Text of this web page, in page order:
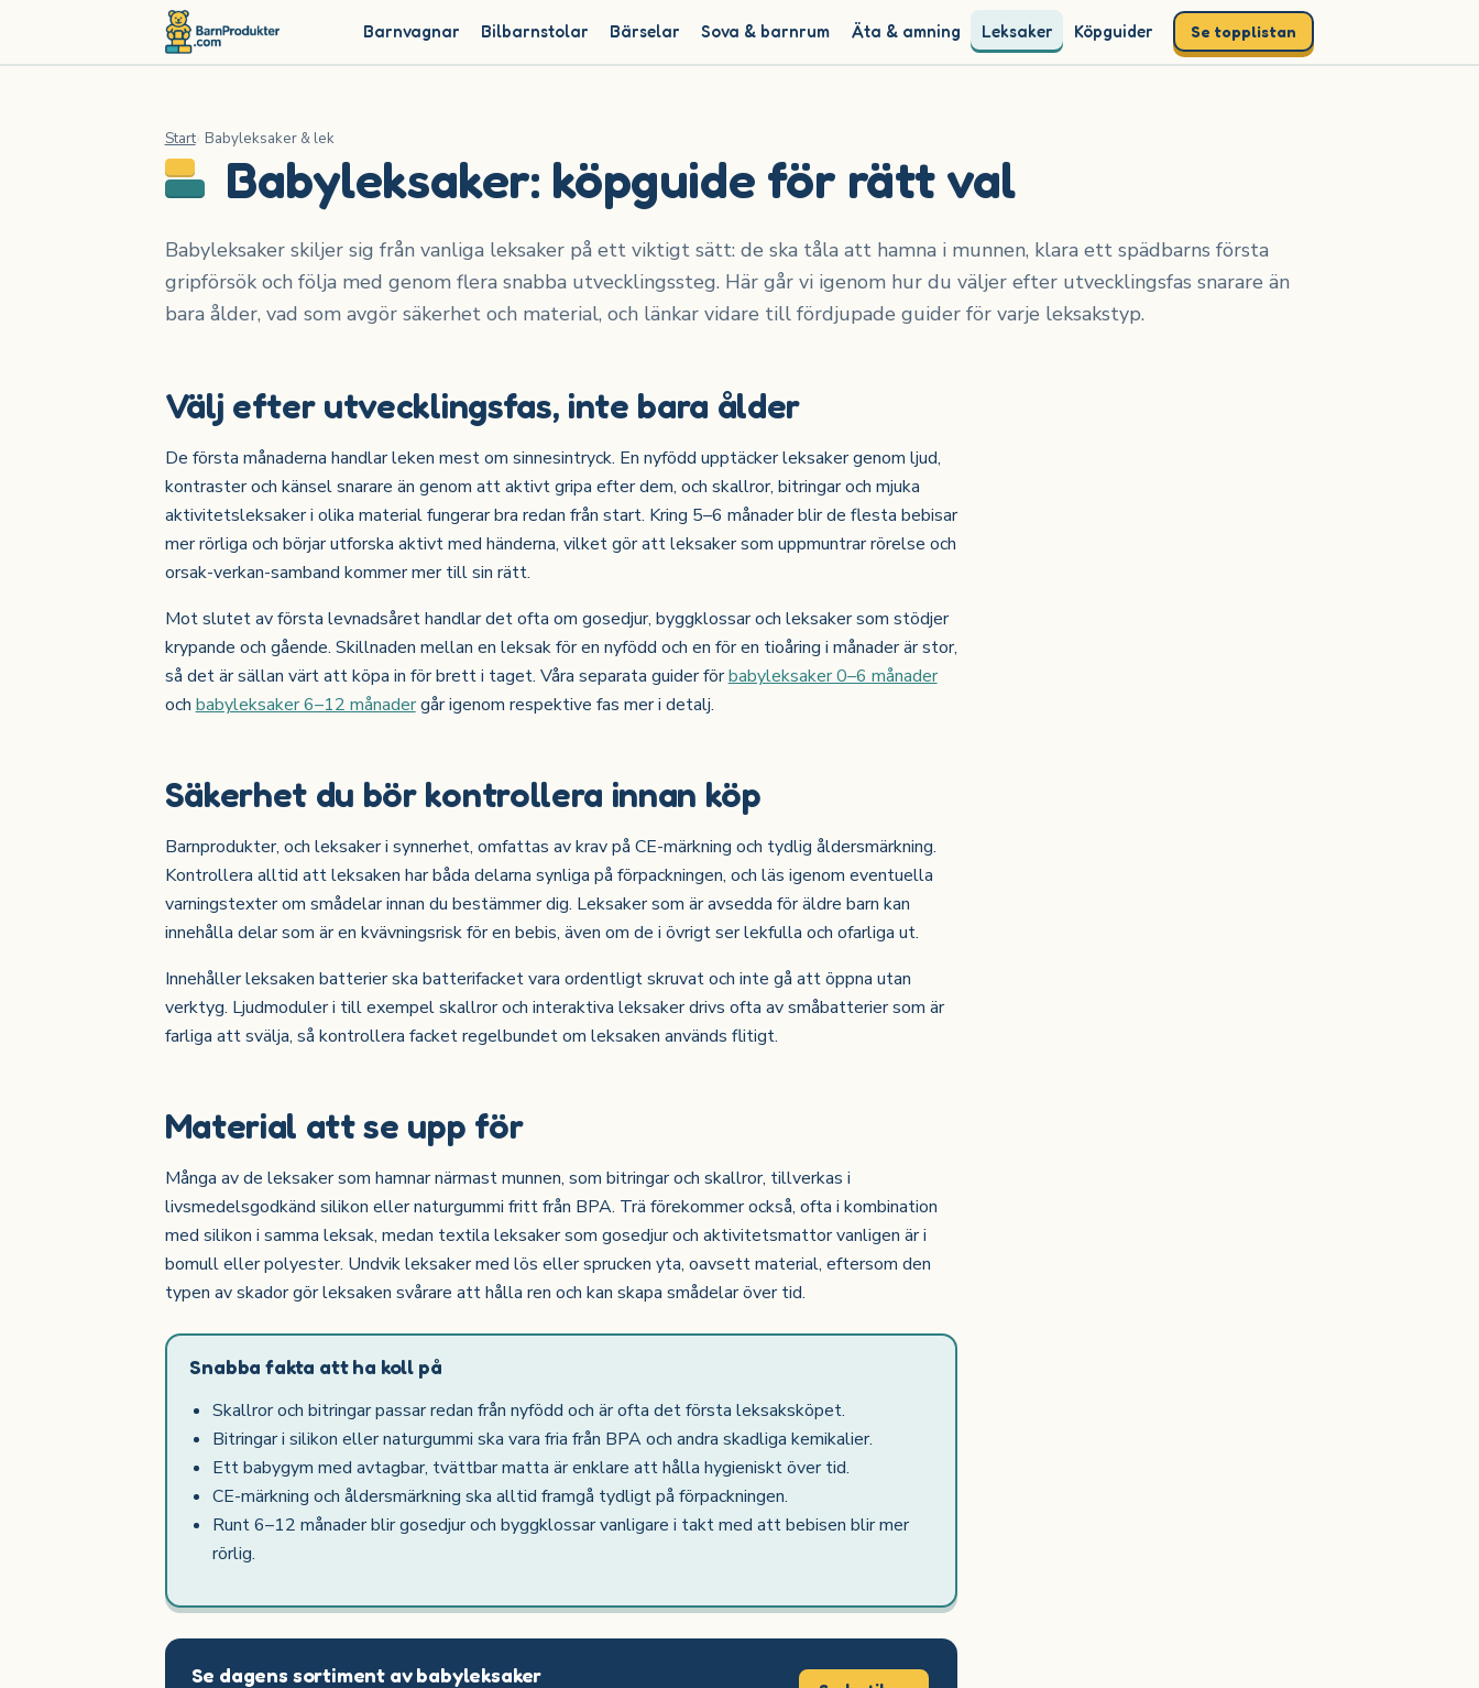
Barnvagnar Bilbarnstolar Bärselar Sova & barnrum Äta & amning Leksaker Köpguider Se topplistan
Start Babyleksaker & lek
Babyleksaker: köpguide för rätt val
Babyleksaker skiljer sig från vanliga leksaker på ett viktigt sätt: de ska tåla att hamna i munnen, klara ett spädbarns första
gripförsök och följa med genom flera snabba utvecklingssteg. Här går vi igenom hur du väljer efter utvecklingsfas snarare än
bara ålder, vad som avgör säkerhet och material, och länkar vidare till fördjupade guider för varje leksakstyp.
Välj efter utvecklingsfas, inte bara ålder
De första månaderna handlar leken mest om sinnesintryck. En nyfödd upptäcker leksaker genom ljud,
kontraster och känsel snarare än genom att aktivt gripa efter dem, och skallror, bitringar och mjuka
aktivitetsleksaker i olika material fungerar bra redan från start. Kring 5–6 månader blir de flesta bebisar
mer rörliga och börjar utforska aktivt med händerna, vilket gör att leksaker som uppmuntrar rörelse och
orsak-verkan-samband kommer mer till sin rätt.
Mot slutet av första levnadsåret handlar det ofta om gosedjur, byggklossar och leksaker som stödjer
krypande och gående. Skillnaden mellan en leksak för en nyfödd och en för en tioåring i månader är stor,
så det är sällan värt att köpa in för brett i taget. Våra separata guider förbabyleksaker 0–6 månader
och babyleksaker 6–12 månadergår igenom respektive fas mer i detalj.
Säkerhet du bör kontrollera innan köp
Barnprodukter, och leksaker i synnerhet, omfattas av krav på CE-märkning och tydlig åldersmärkning.
Kontrollera alltid att leksaken har båda delarna synliga på förpackningen, och läs igenom eventuella
varningstexter om smådelar innan du bestämmer dig. Leksaker som är avsedda för äldre barn kan
innehålla delar som är en kvävningsrisk för en bebis, även om de i övrigt ser lekfulla och ofarliga ut.
Innehåller leksaken batterier ska batterifacket vara ordentligt skruvat och inte gå att öppna utan
verktyg. Ljudmoduler i till exempel skallror och interaktiva leksaker drivs ofta av småbatterier som är
farliga att svälja, så kontrollera facket regelbundet om leksaken används flitigt.
Material att se upp för
Många av de leksaker som hamnar närmast munnen, som bitringar och skallror, tillverkas i
livsmedelsgodkänd silikon eller naturgummi fritt från BPA. Trä förekommer också, ofta i kombination
med silikon i samma leksak, medan textila leksaker som gosedjur och aktivitetsmattor vanligen är i
bomull eller polyester. Undvik leksaker med lös eller sprucken yta, oavsett material, eftersom den
typen av skador gör leksaken svårare att hålla ren och kan skapa smådelar över tid.
Snabba fakta att ha koll på
Skallror och bitringar passar redan från nyfödd och är ofta det första leksaksköpet.
Bitringar i silikon eller naturgummi ska vara fria från BPA och andra skadliga kemikalier.
Ett babygym med avtagbar, tvättbar matta är enklare att hålla hygieniskt över tid.
CE-märkning och åldersmärkning ska alltid framgå tydligt på förpackningen.
Runt 6–12 månader blir gosedjur och byggklossar vanligare i takt med att bebisen blir mer
rörlig.
Se dagens sortiment av babyleksaker